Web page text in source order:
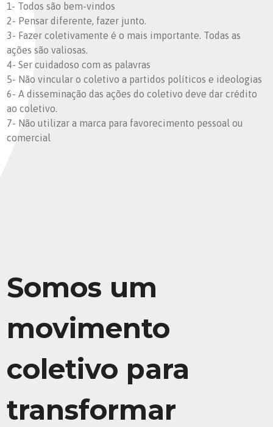
1- Todos são bem-vindos
2- Pensar diferente, fazer junto.
3- Fazer coletivamente é o mais importante. Todas as
ações são valiosas.
4- Ser cuidadoso com as palavras
5- Não vincular o coletivo a partidos políticos e ideologias
6- A disseminação das ações do coletivo deve dar crédito
ao coletivo.
7- Não utilizar a marca para favorecimento pessoal ou
comercial
Somos um
movimento
coletivo para
transformar